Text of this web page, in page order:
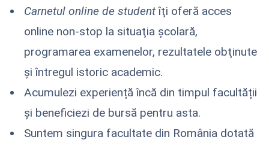
Carnetul online de studentîţi oferă acces
online non-stop la situaţia școlară,
programarea examenelor, rezultatele obţinute
şi întregul istoric academic.
Acumulezi experiență încă din timpul facultății
și beneficiezi de bursă pentru asta.
Suntem singura facultate din România dotată